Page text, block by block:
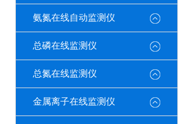
氨氮在线自动监测仪
总磷在线监测仪
总氮在线监测仪
金属离子在线监测仪